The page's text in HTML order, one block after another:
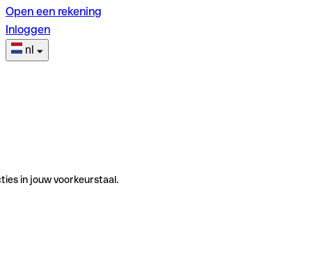
Open een rekening
Inloggen
nl
in jouw voorkeurstaal.